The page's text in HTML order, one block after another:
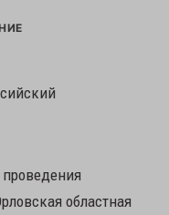
областная